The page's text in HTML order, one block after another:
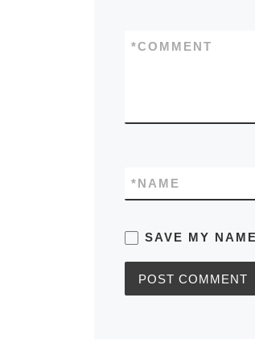
COMMENT
*
NAME
*
SAVE MY